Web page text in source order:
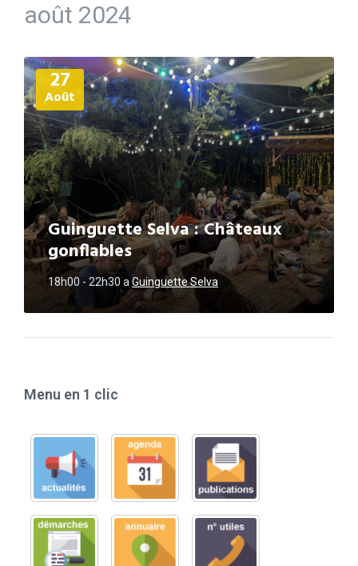
août 2024
27
Août
Guinguette Selva : Châteaux
gonflables
18h00 - 22h30 aGuinguette Selva
Plus
d'informations
Menu en 1 clic